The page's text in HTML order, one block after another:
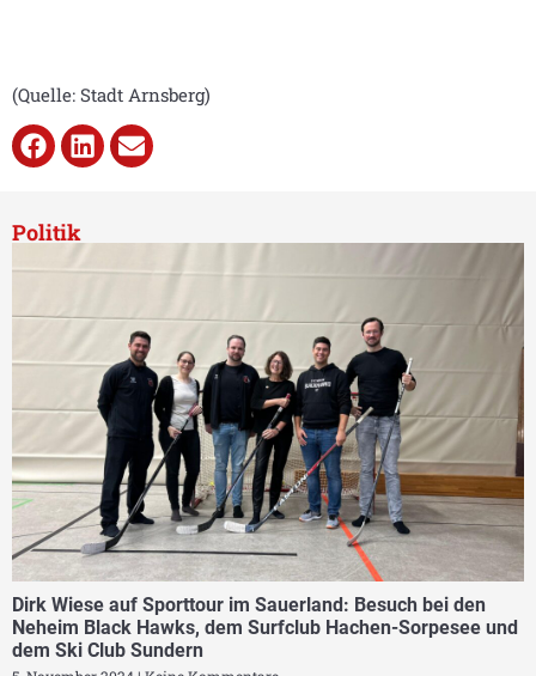
(Quelle: Stadt Arnsberg)
Politik
Dirk Wiese auf Sporttour im Sauerland: Besuch bei den
Neheim Black Hawks, dem Surfclub Hachen-Sorpesee und
dem Ski Club Sundern